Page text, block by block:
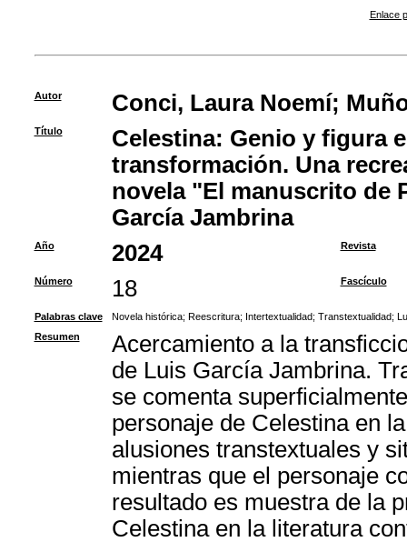
Enlace
Autor Conci, Laura Noemí;
Título
Celestina: Genio y figura
transformación. Una
novela "El manuscrito de
García Jambrina
Año 2024 Revista
Número 18 Fascículo
Palabras clave Novela histórica; Reescritura; Intertextualidad; Transtextualidad;
Resumen
Acercamiento a la
de Luis García Jambrina.
se comenta
personaje de Celestina en
alusiones transtextuales y
mientras que el personaje
resultado es muestra de la
Celestina en la literatura